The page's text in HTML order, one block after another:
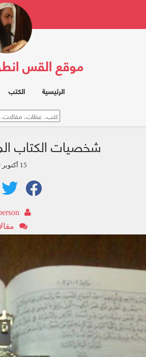
موقع القس
الرئيسية الكتب
شخصيات الكتاب
15 أكتوبر 2020